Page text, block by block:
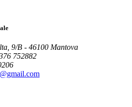
9/B - 46100 Mantova
752882